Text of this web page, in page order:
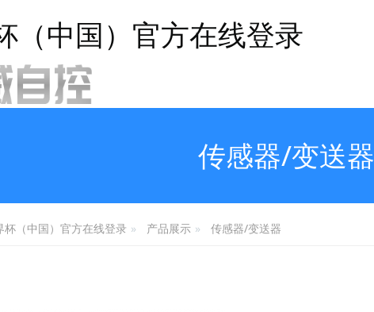
（中国）官方在线登录
传感器/变送器
杯（中国）官方在线登录 产品展示 传感器/变送器